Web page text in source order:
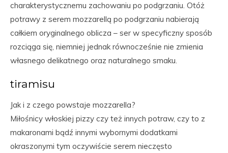
charakterystycznemu zachowaniu po podgrzaniu. Otóż
potrawy z serem mozzarellą po podgrzaniu nabierają
całkiem oryginalnego oblicza – ser w specyficzny sposób
rozciąga się, niemniej jednak równocześnie nie zmienia
własnego delikatnego oraz naturalnego smaku.
tiramisu
Jak i z czego powstaje mozzarella?
Miłośnicy włoskiej pizzy czy też innych potraw, czy to z
makaronami bądź innymi wybornymi dodatkami
okraszonymi tym oczywiście serem nieczęsto